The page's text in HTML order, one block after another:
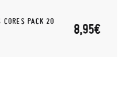
CORES PACK 20
8,95€